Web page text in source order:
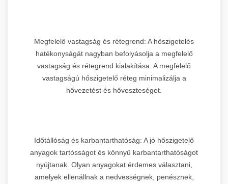
Megfelelő vastagság és rétegrend: A hőszigetelés
hatékonyságát nagyban befolyásolja a megfelelő
vastagság és rétegrend kialakítása. A megfelelő
vastagságú hőszigetelő réteg minimalizálja a
hővezetést és hőveszteséget.
Időtállóság és karbantarthatóság: A jó hőszigetelő
anyagok tartósságot és könnyű karbantarthatóságot
nyújtanak. Olyan anyagokat érdemes választani,
amelyek ellenállnak a nedvességnek, penésznek,